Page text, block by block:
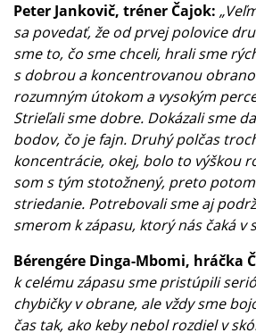
Peter Jankovič, tréner Čajok:
sa povedať, že od prvej polovice
sme to, čo sme chceli, hrali sme
s dobrou a koncentrovanou
rozumným útokom a vysokým
Strieľali sme dobre. Dokázali sme
bodov, čo je fajn. Druhý polčas
koncentrácie, okej, bolo to výškou
som s tým stotožnený, preto
striedanie. Potrebovali sme aj
smerom k zápasu, ktorý nás čaká v
Bérengére Dinga-Mbomi, hráčka
k celému zápasu sme pristúpili
chybičky v obrane, ale vždy sme
čas tak, ako keby nebol rozdiel v